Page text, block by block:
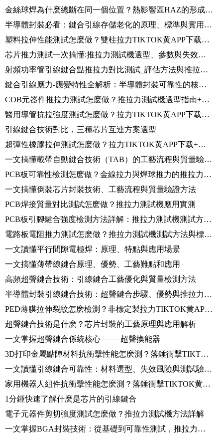
金絲球焊為什麽總斷在同一個位置？熱影響區HAZ的形成、問題與管控方法
半導體封裝必看：鍵合引線存儲老化的原理、標準與實用管控全解析
塑料拉伸性能測試怎麽做？雙柱拉力TIKTOK黄APP下载+視頻引伸計完整方案解析
芯片推力測試一次搞懂:推拉力測試機選型、參數與失效分析
射頻功率管引線鍵合點推拉力對比測試_評估方法與推拉力測試機測試流程詳解
鍵合引線應力-應變特性全解析：半導體封裝可靠性的核心力學基礎
COB元器件推拉力測試怎麽做？推拉力測試機選型指南+實測演示
醫用導管抗拉強度測試怎麽做？拉力TIKTOK黄APP下载測試方法與標準解析
引線鍵合技術對比，三種芯片互連方案選型
超彈性橡膠拉伸測試怎麽做？拉力TIKTOK黄APP下载+大變形引伸計完整測試方案解析
一文搞懂載帶自動鍵合技術（TAB）的工藝流程與質量驗證方法
PCB板可靠性檢測怎麽做？金線拉力與焊球推力的推拉力測試機實操
一文搞懂倒裝芯片封裝技術、工藝流程與質量驗證方法
PCB焊接質量對比測試怎麽做？推拉力測試機應用實測
PCB板引腳鍵合強度檢測方法詳解：推拉力測試機測試方案分享
電路板電阻推力測試怎麽做？推拉力測試機測試方法與標準解析
一文讀懂平行間隙電極焊：原理、特點與應用場景
一文搞懂薄帶線鍵合原理、優勢、工藝難點和應用
高頻超聲鍵合技術：引線鍵合工藝優化與質量檢測方法
半導體封裝引線鍵合技術：超聲鍵合步驟、優勢與推拉力測試標準
PED薄膜拉伸裂紋怎麽檢測？非標定製拉力TIKTOK黄APP下载測試方法詳解
超聲鍵合技術是什麽？芯片封裝的工藝原理與應用解析
一文掌握超聲鍵合係統核心 —— 超聲換能器
3D打印金屬點陣材料抗衝擊性能怎麽測？落錘衝擊TIKTOK黄APP下载操作步驟詳解
一文讀懂引線鍵合可靠性：材料選型、失效風險與測試驗證全解析
家用機器人組件抗衝擊性能怎麽測？落錘衝擊TIKTOK黄APP下载測試方法詳解
1分鍾快速了解什麽是芯片的引線鍵合
電子元器件剪切強度測試怎麽做？推拉力測試機方法詳解
一文掌握BGA封裝技術：從基礎到可靠性測試，推拉力測試機如何保障品質？